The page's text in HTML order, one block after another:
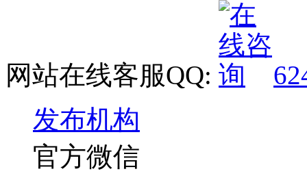
网站在线客服QQ:
发布机构
官方微信